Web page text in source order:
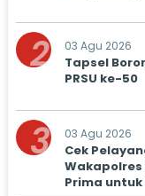
2 03 Agu 2026
Tapsel
PRSU ke-50
3 03 Agu 2026
Cek
Prima